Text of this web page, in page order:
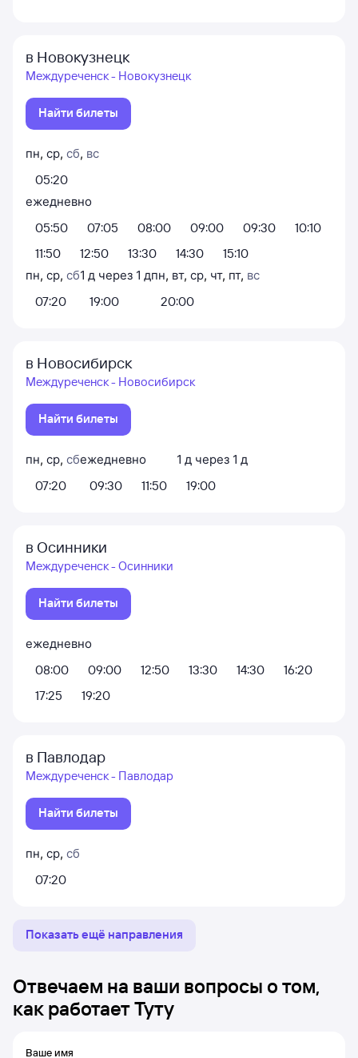
в Новокузнецк
Междуреченск - Новокузнецк
Найти билеты
пн, ср, сб, вс
05:20
ежедневно
05:50
07:05 08:00 09:00 09:30
10:10
11:50
12:50 13:30 14:30
15:10
пн, ср, сб
07:20
1 д через 1 д
19:00
пн, вт, ср, чт, пт, вс
20:00
в Новосибирск
Междуреченск - Новосибирск
Найти билеты
пн, ср, сб
07:20
ежедневно
09:30
11:50
1 д через 1 д
19:00
в Осинники
Междуреченск - Осинники
Найти билеты
ежедневно
08:00
09:00 12:50 13:30 14:30
16:20
17:25
19:20
в Павлодар
Междуреченск - Павлодар
Найти билеты
пн, ср, сб
07:20
Показать ещё направления
Отвечаем на ваши вопросы о том,
как работает Туту
Ваше имя